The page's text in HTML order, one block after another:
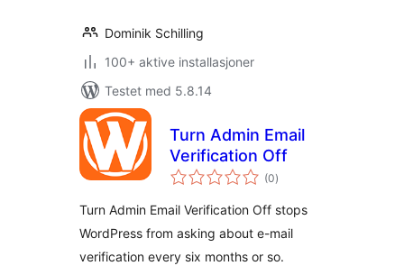
Dominik Schilling
100+ aktive installasjoner
Testet med 5.8.14
Turn Admin Email
Verification Off
(0totale
vurderinger
)
Turn Admin Email Verification Off stops
WordPress from asking about e-mail
verification every six months or so.